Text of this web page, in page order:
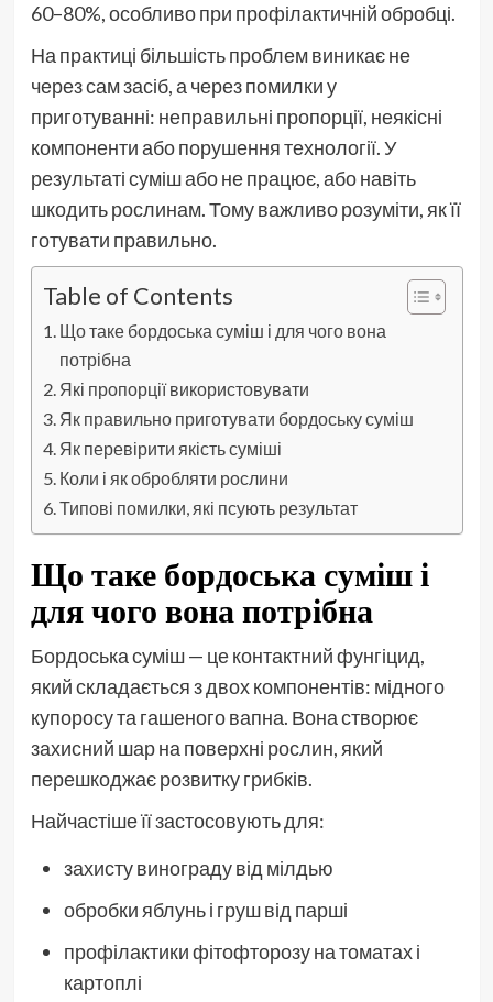
60–80%, особливо при профілактичній обробці.
На практиці більшість проблем виникає не
через сам засіб, а через помилки у
приготуванні: неправильні пропорції, неякісні
компоненти або порушення технології. У
результаті суміш або не працює, або навіть
шкодить рослинам. Тому важливо розуміти, як її
готувати правильно.
Table of Contents
Що таке бордоська суміш і для чого вона
потрібна
Які пропорції використовувати
Як правильно приготувати бордоську суміш
Як перевірити якість суміші
Коли і як обробляти рослини
Типові помилки, які псують результат
Що таке бордоська суміш і
для чого вона потрібна
Бордоська суміш — це контактний фунгіцид,
який складається з двох компонентів: мідного
купоросу та гашеного вапна. Вона створює
захисний шар на поверхні рослин, який
перешкоджає розвитку грибків.
Найчастіше її застосовують для:
захисту винограду від мілдью
обробки яблунь і груш від парші
профілактики фітофторозу на томатах і
картоплі